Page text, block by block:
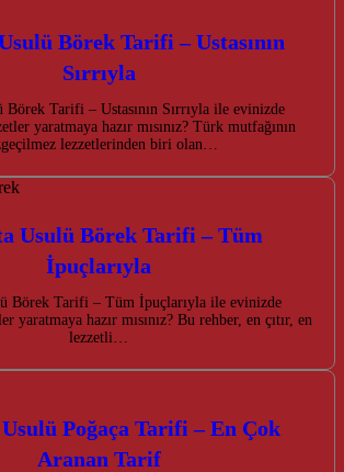
Börek Tarifi – Ustasının
Sırrıyla
Börek Tarifi – Ustasının Sırrıyla ile evinizde
yaratmaya hazır mısınız? Türk mutfağının
lezzetlerinden biri olan…
Usulü Börek Tarifi – Tüm
İpuçlarıyla
Börek Tarifi – Tüm İpuçlarıyla ile evinizde
yaratmaya hazır mısınız? Bu rehber, en çıtır, en
lezzetli…
Poğaça Tarifi – En Çok
Aranan Tarif